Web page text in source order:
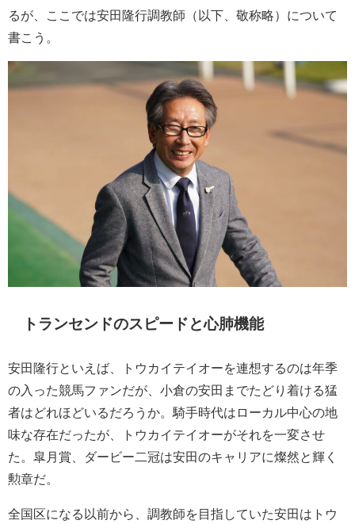
るが、ここでは安田隆行調教師（以下、敬称略）について
書こう。
トランセンドのスピードと心肺機能
安田隆行といえば、トウカイテイオーを連想するのは年季
の入った競馬ファンだが、小倉の安田までたどり着ける猛
者はどれほどいるだろうか。騎手時代はローカル中心の地
味な存在だったが、トウカイテイオーがそれを一変させ
た。皐月賞、ダービー二冠は安田のキャリアに燦然と輝く
勲章だ。
全国区になる以前から、調教師を目指していた安田はトウ